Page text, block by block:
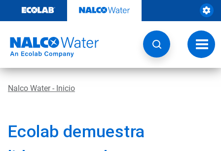
contenido
Botón
de
Nalco Water - Inicio
Ecolab demuestra